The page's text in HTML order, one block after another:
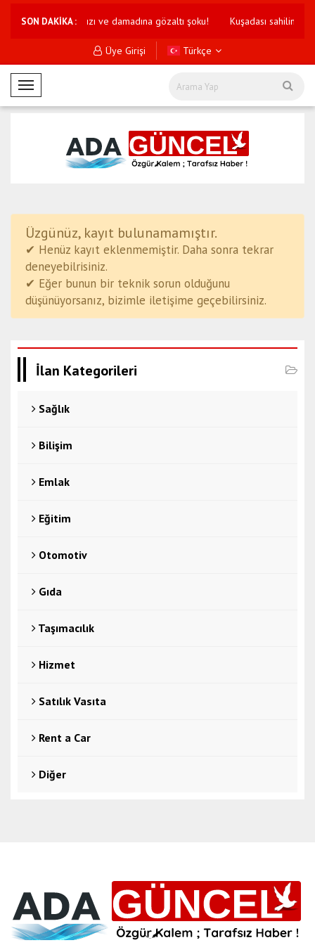
SON DAKİKA :
ilk açıklama: Kızı ve damadına gözaltı şoku! Kuşadası sahilinde
Üye Girişi Türkçe
M
o
ü
Üzgünüz, kayıt bulunamamıştır.
✔ Henüz kayıt eklenmemiştir. Daha sonra tekrar
deneyebilrisiniz.
✔ Eğer bunun bir teknik sorun olduğunu
düşünüyorsanız, bizimle iletişime geçebilirsiniz.
İlan Kategorileri
Sağlık
Bilişim
Emlak
Eğitim
Otomotiv
Gıda
Taşımacılık
Hizmet
Satılık Vasıta
Rent a Car
Diğer